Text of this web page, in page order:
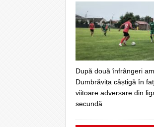
După două înfrângeri
Dumbrăvița câștigă în
viitoare adversare din
secundă